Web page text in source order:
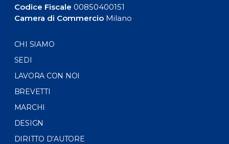
Codice Fiscale 00850400151
Camera di CommercioMilano
CHI SIAMO
SEDI
LAVORA CON NOI
BREVETTI
MARCHI
DESIGN
DIRITTO D’AUTORE